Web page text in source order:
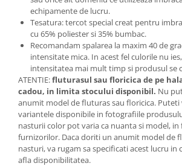
echipamente de lucru.
Tesatura: tercot special creat pentru
cu 65% poliester si 35% bumbac.
Recomandam spalarea la maxim 40 de
intensitate mica. In acest fel culorile nu
intensitatea mai mult timp si produsul se
ATENTIE:fluturasul sau floricica de pe
cadou, in limita stocului disponibil. Nu
anumit model de fluturas sau floricica. Puteti
variantele disponibile in fotografiile
nasturii color pot varia ca nuanta si model,
furnizorilor. Daca doriti un anumit model de
nasturi, va rugam sa specificati acest lucru in
afla disponibilitatea.